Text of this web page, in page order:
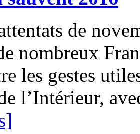
de
nombreux
les gestes
l’Intérieur,